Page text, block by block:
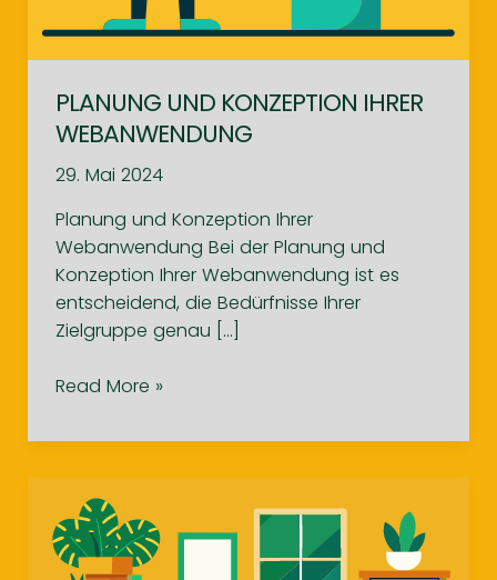
PLANUNG UND KONZEPTION IHRER
WEBANWENDUNG
29. Mai 2024
Planung und Konzeption Ihrer
Webanwendung Bei der Planung und
Konzeption Ihrer Webanwendung ist es
entscheidend, die Bedürfnisse Ihrer
Zielgruppe genau […]
Planung
Konzeption
Webanwendung
Read More »